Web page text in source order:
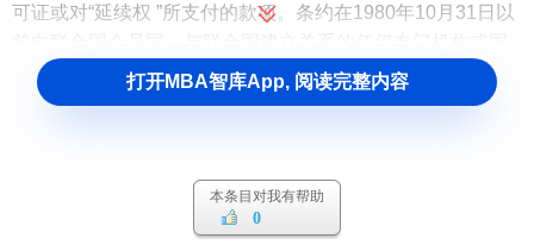
可证或对“延续权 ”所支付的款项。条约在1980年10月31日以
际原子能机构的成员国、或国际法庭规约成员国开放供签
署，并须经签署国批准或接受。依照该条约规定，任何国家
附加的《避免对版权使用费双重征税的双边协定范
本》，希望各缔约国运用避免对版权使用费双重征税多边条
约提出的原则，从而消除此种双重征税或降低其作用。其范
打开MBA智库App, 阅读完整内容
本条目对我有帮助
0